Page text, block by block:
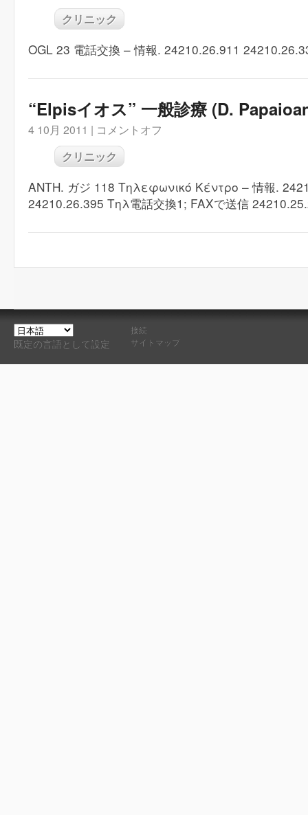
クリニック
OGL 23 電話交換 – 情報. 24210.26.911
“Elpisイオス” 一般診療 (D.
4 10月 2011 | コメントオフ
クリニック
ANTH. ガジ 118 Τηλεφωνικό Κέντρο – 情報.
24210.26.395 Τηλ電話交換1; FAXで送信
既定の言語として設定
接続
サイトマップ